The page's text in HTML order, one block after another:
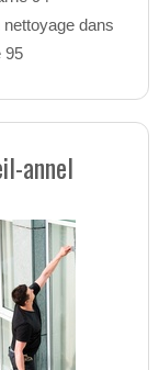
nettoyage dans
95
annel